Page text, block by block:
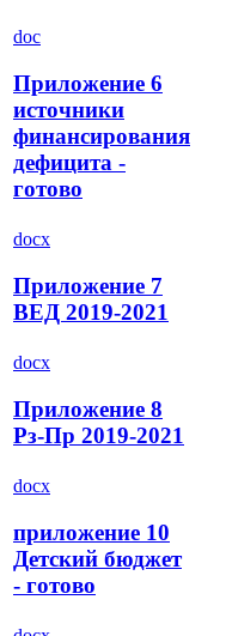
doc
Приложение 6
источники
финансирования
дефицита -
готово
docx
Приложение 7
ВЕД 2019-2021
docx
Приложение 8
Рз-Пр 2019-2021
docx
приложение 10
Детский бюджет
- готово